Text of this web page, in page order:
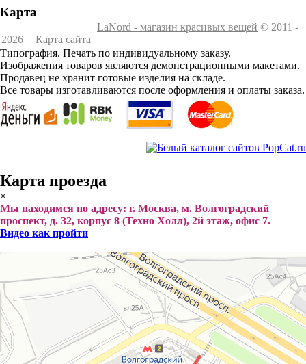
Карта
LaNord - магазин красивых вещей © 2011 -
2026
Карта сайта
Типография. Печать по индивидуальному заказу.
Изображения товаров являются демонстрационными макетами.
Продавец не хранит готовые изделия на складе.
Все товары изготавливаются после оформления и оплаты заказа.
Карта проезда
×
Мы находимся по адресу: г. Москва, м. Волгоградский
проспект, д. 32, корпус 8 (Техно Холл), 2й этаж, офис 7.
Видео как пройти